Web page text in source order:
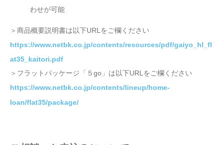
わせが可能
＞商品概要説明書は以下URLをご欄ください
https://www.netbk.co.jp/contents/resources/pdf/gaiyo_hl_fl
at35_kaitori.pdf
＞フラットパッケージ「５go」は以下URLをご欄ください
https://www.netbk.co.jp/contents/lineup/home-
loan/flat35/package/